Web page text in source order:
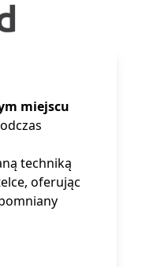
miejscu
techniką
oferując